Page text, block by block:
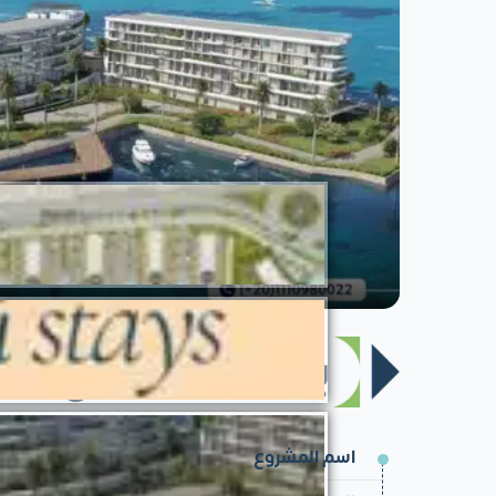
بيانات المشروع
اسم المشروع مشروع بلو ستايز الساحل